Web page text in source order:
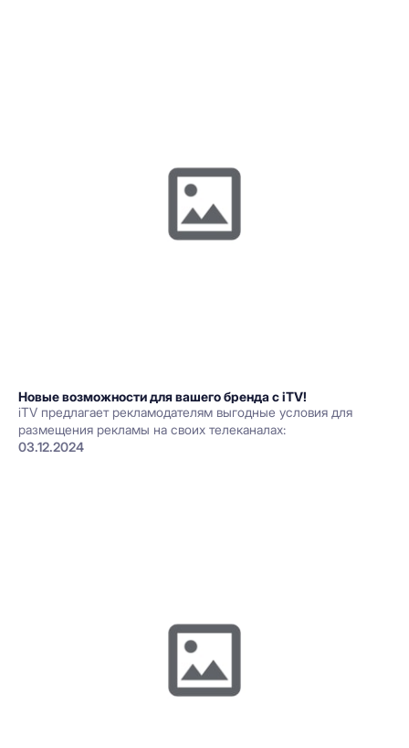
Новые возможности для вашего бренда с iTV!
iTV предлагает рекламодателям выгодные условия для
размещения рекламы на своих телеканалах:
03.12.2024